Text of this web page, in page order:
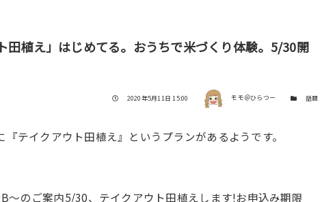
田植え」はじめてる。おうちで米づくり体験。5/30開
投稿日
2020年5月11日 15:00 著者 モモ＠ひらつー カテゴリー
話題
テイクアウト田植え』というプランがあるようです。
～のご案内5/30、テイクアウト田植えします!お申込み期限